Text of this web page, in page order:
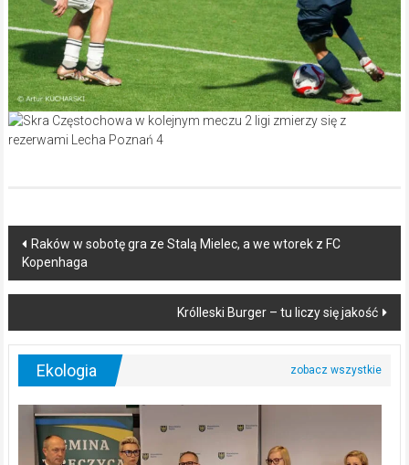
Post
navigation
Raków w sobotę gra ze Stalą Mielec, a we wtorek z FC
Kopenhaga
Królleski Burger – tu liczy się jakość
Ekologia